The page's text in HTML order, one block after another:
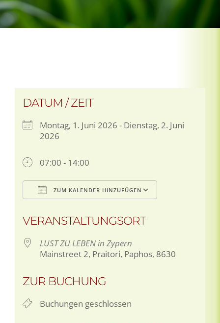
DATUM / ZEIT
Montag, 1. Juni 2026 - Dienstag, 2. Juni
2026
07:00 - 14:00
ZUM KALENDER HINZUFÜGEN
VERANSTALTUNGSORT
LUST ZU LEBEN in Zypern
Mainstreet 2, Praitori, Paphos, 8630
ZUR BUCHUNG
Buchungen geschlossen